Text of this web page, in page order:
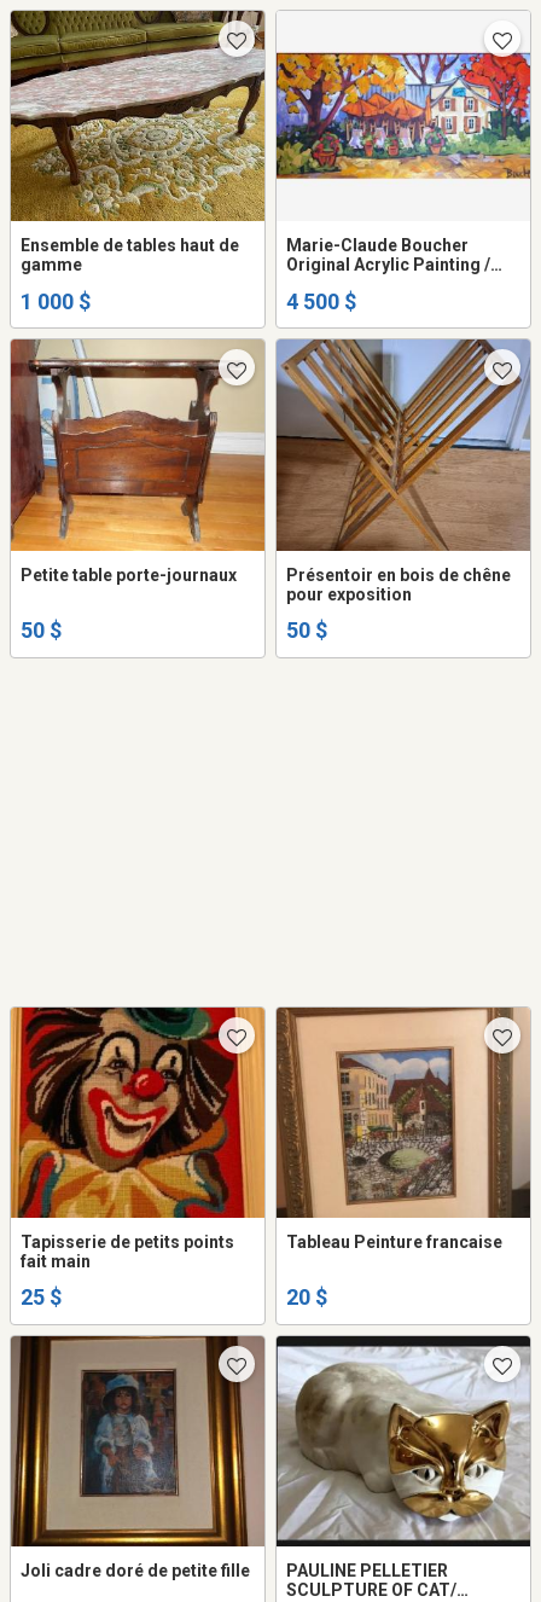
Ensemble de tables haut de
gamme
1 000 $
Marie-Claude Boucher
Original Acrylic Painting /
4 500 $
Petite table porte-journaux
50 $
Présentoir en bois de chêne
pour exposition
50 $
Tapisserie de petits points
fait main
25 $
Tableau Peinture francaise
20 $
Joli cadre doré de petite fille
PAULINE PELLETIER
SCULPTURE OF CAT/